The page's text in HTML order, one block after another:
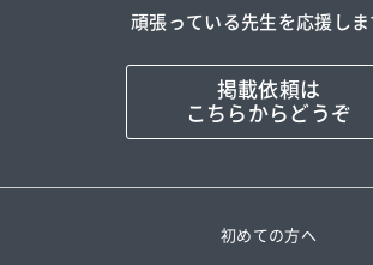
頑張っている先生を応援しま
掲載依頼は
こちらからどうぞ
初めての方へ